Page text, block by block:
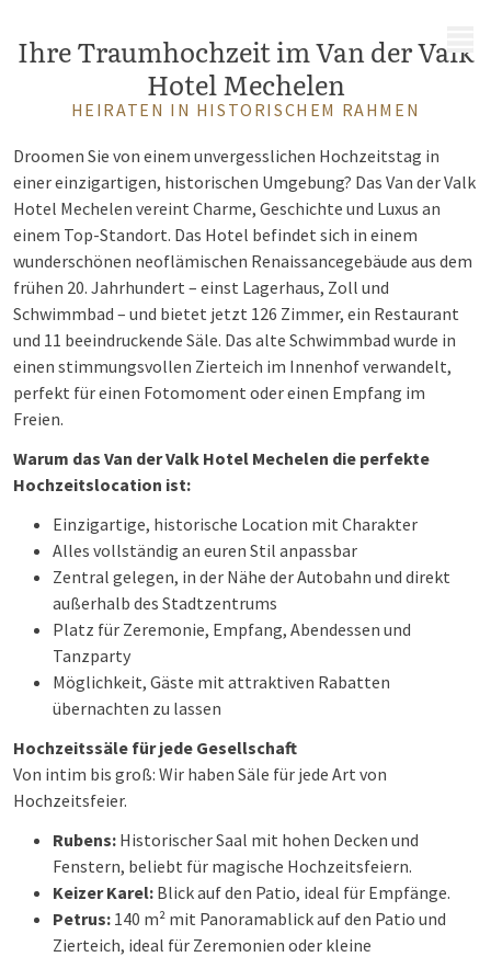
Ihre Traumhochzeit im Van der Valk
Hotel Mechelen
HEIRATEN IN HISTORISCHEM RAHMEN
Droomen Sie von einem unvergesslichen Hochzeitstag in
einer einzigartigen, historischen Umgebung? Das Van der Valk
Hotel Mechelen vereint Charme, Geschichte und Luxus an
einem Top-Standort. Das Hotel befindet sich in einem
wunderschönen neoflämischen Renaissancegebäude aus dem
frühen 20. Jahrhundert – einst Lagerhaus, Zoll und
Schwimmbad – und bietet jetzt 126 Zimmer, ein Restaurant
und 11 beeindruckende Säle. Das alte Schwimmbad wurde in
einen stimmungsvollen Zierteich im Innenhof verwandelt,
perfekt für einen Fotomoment oder einen Empfang im
Freien.
Warum das Van der Valk Hotel Mechelen die perfekte
Hochzeitslocation ist:
Einzigartige, historische Location mit Charakter
Alles vollständig an euren Stil anpassbar
Zentral gelegen, in der Nähe der Autobahn und direkt
außerhalb des Stadtzentrums
Platz für Zeremonie, Empfang, Abendessen und
Tanzparty
Möglichkeit, Gäste mit attraktiven Rabatten
übernachten zu lassen
Hochzeitssäle für jede Gesellschaft
Von intim bis groß: Wir haben Säle für jede Art von
Hochzeitsfeier.
Rubens: Historischer Saal mit hohen Decken und
Fenstern, beliebt für magische Hochzeitsfeiern.
Keizer Karel: Blick auf den Patio, ideal für Empfänge.
Petrus: 140 m² mit Panoramablick auf den Patio und
Zierteich, ideal für Zeremonien oder kleine